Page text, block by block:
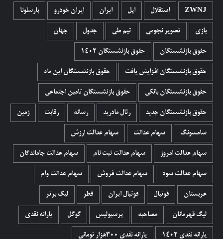
ZWNJ استقلال اپل ایران ایران خودرو بارسلونا
بازی تصویر نجومی تیم ملی جدول جهان
حقوق بازنشستگان حقوق بازنشستگان 1402
حقوق بازنشستگان افزایش یافت حقوق بازنشستگان این ماه
حقوق بازنشستگان بانکی حقوق بازنشستگان تامین اجتماعی
حقوق بازنشستگان جدید رئال مادرید رسانه رقابت زمین
سامسونگ سهام عدالت سهام عدالت ارزش
سهام عدالت امروز سهام عدالت ثبت نام سهام عدالت جاماندگان
سهام عدالت سود سهام عدالت فروش سهام عدالت وام
عربستان فوتبال فوتبال ایران قطر لیگ برتر
لیگ قهرمانان مصاحبه پرسپولیس گوگل یارانه نقدی
یارانه نقدی 1402 یارانه نقدی ۳۰۰هزار تومانی